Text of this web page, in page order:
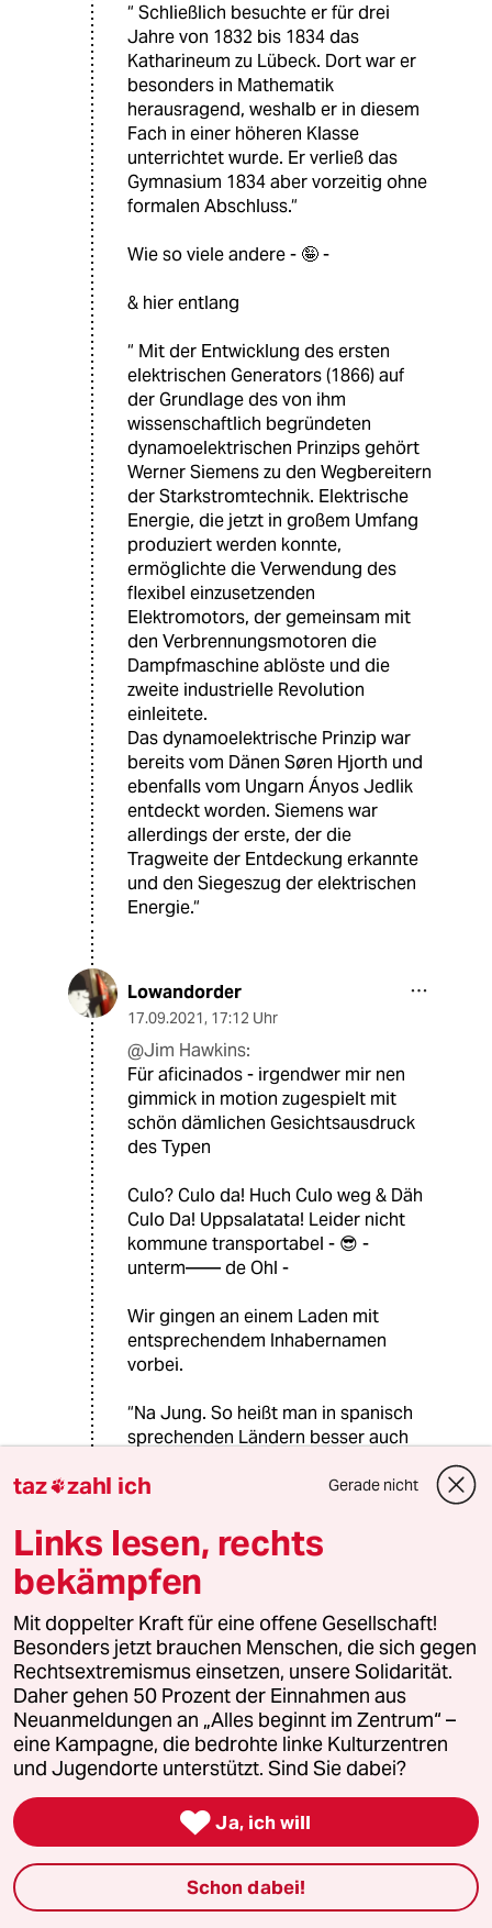
“ Schließlich besuchte er für drei
Jahre von 1832 bis 1834 das
Katharineum zu Lübeck. Dort war er
besonders in Mathematik
herausragend, weshalb er in diesem
Fach in einer höheren Klasse
unterrichtet wurde. Er verließ das
Gymnasium 1834 aber vorzeitig ohne
formalen Abschluss.“
Wie so viele andere - 🤪 -
& hier entlang
“ Mit der Entwicklung des ersten
elektrischen Generators (1866) auf
der Grundlage des von ihm
wissenschaftlich begründeten
dynamoelektrischen Prinzips gehört
Werner Siemens zu den Wegbereitern
der Starkstromtechnik. Elektrische
Energie, die jetzt in großem Umfang
produziert werden konnte,
ermöglichte die Verwendung des
flexibel einzusetzenden
Elektromotors, der gemeinsam mit
den Verbrennungsmotoren die
Dampfmaschine ablöste und die
zweite industrielle Revolution
einleitete.
Das dynamoelektrische Prinzip war
bereits vom Dänen Søren Hjorth und
ebenfalls vom Ungarn Ányos Jedlik
entdeckt worden. Siemens war
allerdings der erste, der die
Tragweite der Entdeckung erkannte
und den Siegeszug der elektrischen
Energie.“
Lowandorder
17.09.2021, 17:12 Uhr
@Jim Hawkins:
Für aficinados - irgendwer mir nen
gimmick in motion zugespielt mit
schön dämlichen Gesichtsausdruck
des Typen
Culo? Culo da! Huch Culo weg & Däh
Culo Da! Uppsalatata! Leider nicht
kommune transportabel - 😎 -
unterm—— de Ohl -
Wir gingen an einem Laden mit
entsprechendem Inhabernamen
vorbei.
“Na Jung. So heißt man in spanisch
sprechenden Ländern besser auch
TZ tomás zerolo
17.09.2021,10:39 Uhr
Die Frau ist einfach cool.
Lowandorder
17.09.2021,10:29 Uhr
Hallo! Hallo! Le Groupie - Peterles 🌑fahrt!
“ Kim Kardashian kam vom Kopf bis zu den
Fingerspitzen vernäht in schwarzem Stoff der
Modefirma Ba­len­ciaga.“ - VERNÄHT -
taz zahl ich Gerade nicht
Links lesen, rechts
bekämpfen
Mit doppelter Kraft für eine offene Gesellschaft!
Besonders jetzt brauchen Menschen, die sich gegen
Rechtsextremismus einsetzen, unsere Solidarität.
Daher gehen 50 Prozent der Einnahmen aus
Neuanmeldungen an „Alles beginnt im Zentrum“ –
eine Kampagne, die bedrohte linke Kulturzentren
und Jugendorte unterstützt. Sind Sie dabei?
 Ja, ich will
Schon dabei!